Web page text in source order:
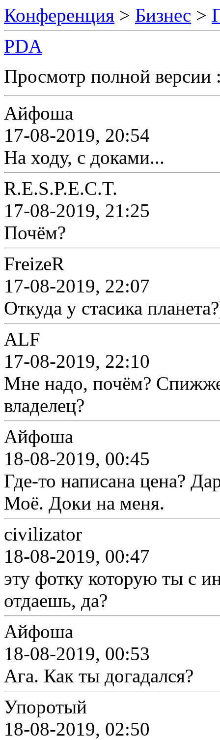
Конференция > Бизнес >
PDA
Просмотр полной
Айфоша
17-08-2019, 20:54
На ходу, с доками...
R.E.S.P.E.C.T.
17-08-2019, 21:25
Почём?
FreizeR
17-08-2019, 22:07
Откуда у стасика
ALF
17-08-2019, 22:10
Мне надо, почём?
владелец?
Айфоша
18-08-2019, 00:45
Где-то написана цена?
Моё. Доки на меня.
civilizator
18-08-2019, 00:47
эту фотку которую ты с
отдаешь, да?
Айфоша
18-08-2019, 00:53
Ага. Как ты догадался?
Упоротый
18-08-2019, 02:50